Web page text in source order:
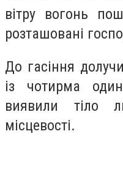
вітру вогонь
розташовані
До гасіння
із чотирма
виявили тіло
місцевості.